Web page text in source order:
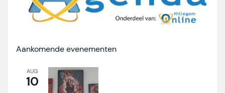
Aankomende evenementen
AUG
10